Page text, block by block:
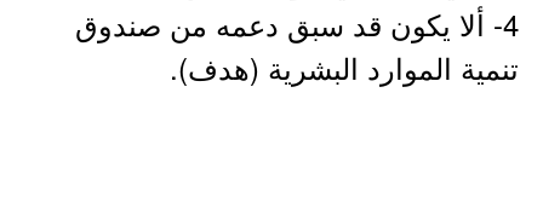
4- ألا يكون قد سبق دعمه من صندوق
تنمية الموارد البشرية (هدف).